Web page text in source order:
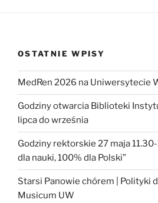
OSTATNIE WPISY
MedRen 2026 na Uniwersytecie
Godziny otwarcia Biblioteki
lipca do września
Godziny rektorskie 27 maja
dla nauki, 100% dla Polski”
Starsi Panowie chórem | Polityki
Musicum UW